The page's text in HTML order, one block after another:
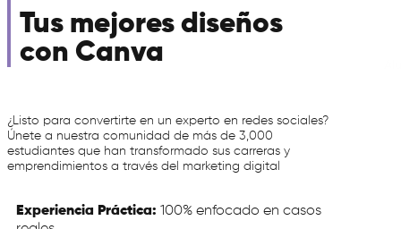
Tus mejores diseños
con Canva
¿Listo para convertirte en un experto en redes sociales?
Únete a nuestra comunidad de más de 3,000
estudiantes que han transformado sus carreras y
emprendimientos a través del marketing digital
Experiencia Práctica: 100% enfocado en casos